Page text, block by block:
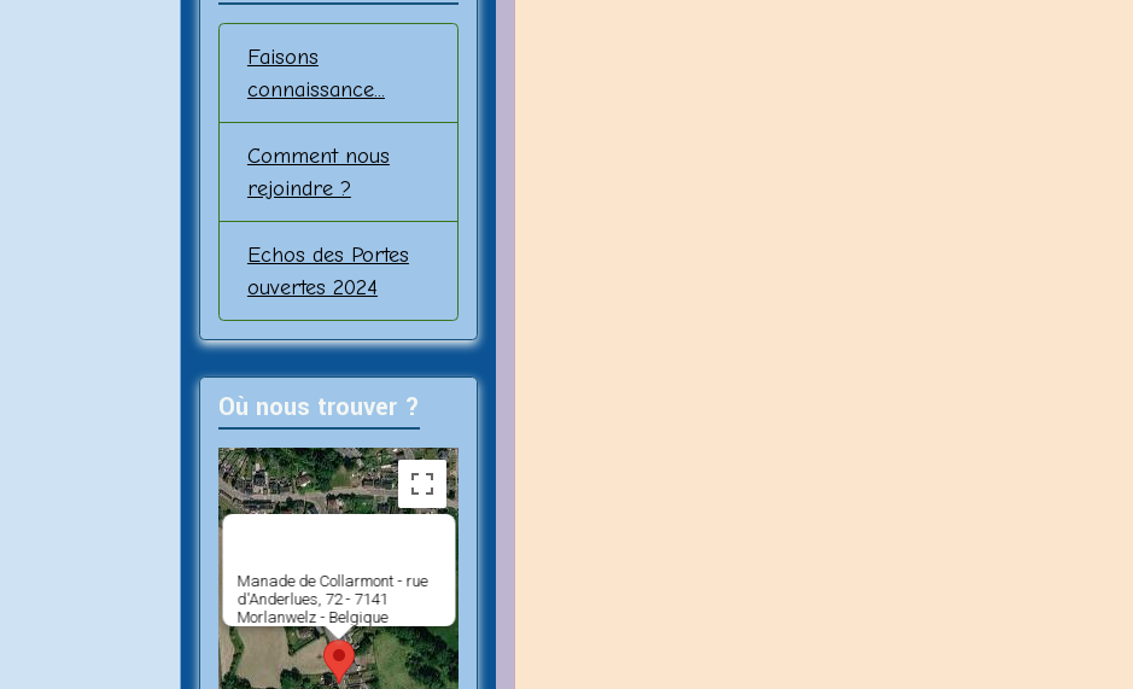
Faisons
connaissance...
Comment nous
rejoindre ?
Echos des Portes
ouvertes 2024
Où nous trouver ?
Manade de Collarmont - rue
d'Anderlues, 72 - 7141
Morlanwelz - Belgique